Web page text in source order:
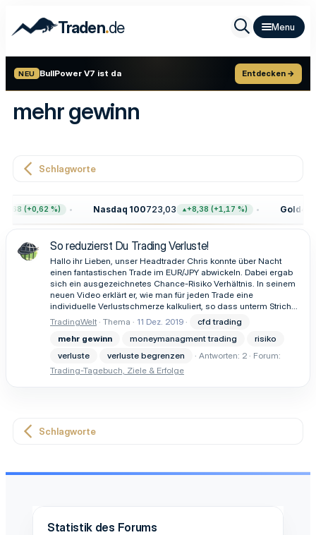
Traden.de
NEU BullPower V7 ist da Entdecken →
mehr gewinn
Schlagworte
(+0,62 %) Nasdaq 100723,03 +8,38 (+1,17 %) Gold
So reduzierst Du Trading Verluste!
Hallo ihr Lieben, unser Headtrader Chris konnte über Nacht
einen fantastischen Trade im EUR/JPY abwickeln. Dabei ergab
sich ein ausgezeichnetes Chance-Risiko Verhältnis. In seinem
neuen Video erklärt er, wie man für jeden Trade eine
individuelle Verlustschmerze kalkuliert, so dass unterm Strich...
TradingWelt Thema 11 Dez. 2019
cfd trading
mehr gewinn moneymanagment trading
risiko
verluste
verluste begrenzen Antworten: 2
Forum:
Trading-Tagebuch, Ziele & Erfolge
Schlagworte
Statistik des Forums